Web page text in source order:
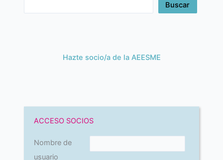
Buscar
Hazte socio/a de la AEESME
ACCESO SOCIOS
Nombre de
usuario